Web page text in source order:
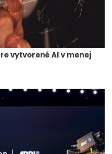
vytvorené AI v menej